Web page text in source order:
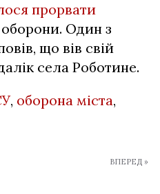
прорвати
оборони. Один з
що вів свій
села Роботине.
, оборона міста,
ВПЕРЕД »